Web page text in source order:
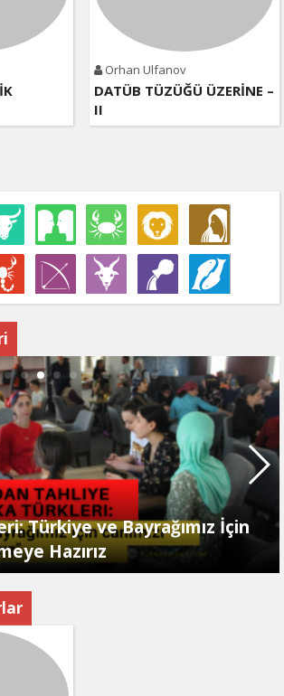
Orhan Ulfanov
DATÜB TÜZÜĞÜ ÜZERİNE –
II
Türkiye ve Bayrağımız İçin
Hazırız